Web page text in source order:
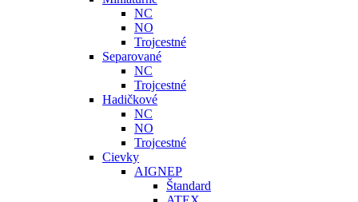
NC
NO
Trojcestné
Separované
NC
Trojcestné
Hadičkové
NC
NO
Trojcestné
Cievky
AIGNEP
Štandard